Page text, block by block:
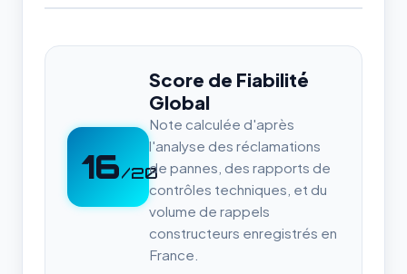
16/20
Score de Fiabilité
Global
Note calculée d'après
l'analyse des réclamations
de pannes, des rapports de
contrôles techniques, et du
volume de rappels
constructeurs enregistrés en
France.